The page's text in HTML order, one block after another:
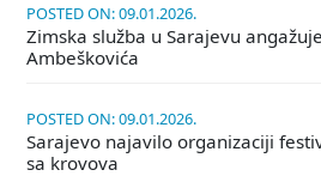
POSTED ON: 09.01.2026.
Zimska služba u Sarajevu
Ambeškovića
POSTED ON: 09.01.2026.
Sarajevo najavilo organizaciji
sa krovova